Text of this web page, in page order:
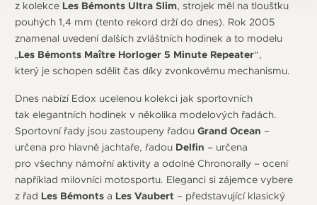
z kolekce Les Bémonts Ultra Slim, strojek měl na tloušťku
pouhých 1,4 mm (tento rekord drží do dnes). Rok 2005
znamenal uvedení dalších zvláštních hodinek a to modelu
„Les Bémonts Maître Horloger 5 Minute Repeater“,
který je schopen sdělit čas díky zvonkovému mechanismu.
Dnes nabízí Edox ucelenou kolekci jak sportovních
tak elegantních hodinek v několika modelových řadách.
Sportovní řady jsou zastoupeny řadou Grand Ocean –
určena pro hlavně jachtaře, řadou Delfin – určena
pro všechny námořní aktivity a odolné Chronorally – ocení
například milovníci motosportu. Eleganci si zájemce vybere
z řad Les Bémonts a Les Vaubert – představující klasický